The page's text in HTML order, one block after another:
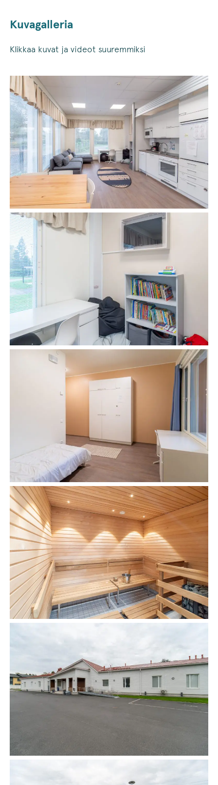
Kuvagalleria
Klikkaa kuvat ja videot suuremmiksi